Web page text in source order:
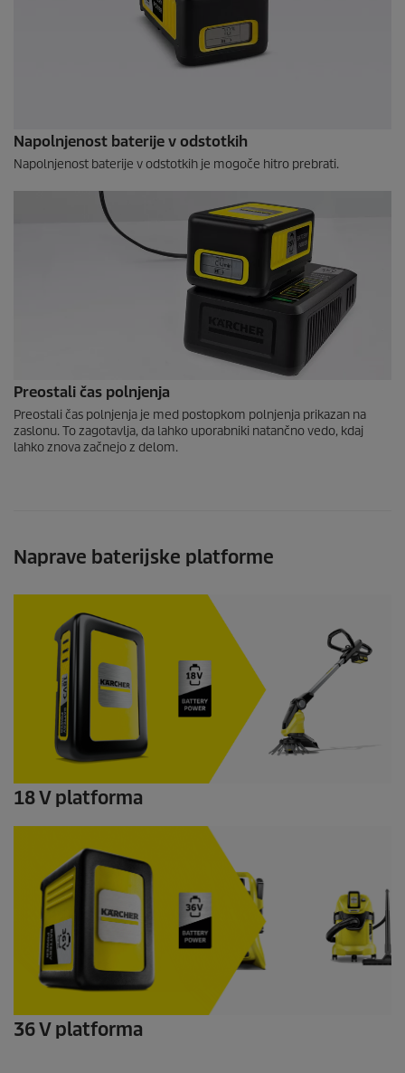
Napolnjenost baterije v odstotkih
Napolnjenost baterije v odstotkih je mogoče hitro prebrati.
Preostali čas polnjenja
Preostali čas polnjenja je med postopkom polnjenja prikazan na
zaslonu. To zagotavlja, da lahko uporabniki natančno vedo, kdaj
lahko znova začnejo z delom.
Naprave baterijske platforme
18 V platforma
36 V platforma